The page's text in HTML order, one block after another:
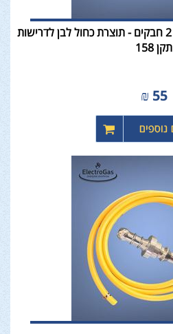
קיט 3 מטר צינור גומי לגז + 2 חבקים - תוצרת כחול לבן לדרישות
תקן 158
55
₪